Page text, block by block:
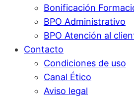
Bonificación
BPO Administrativo
BPO Atención al
Contacto
Condiciones de uso
Canal Ético
Aviso legal